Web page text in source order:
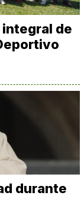
de
durante